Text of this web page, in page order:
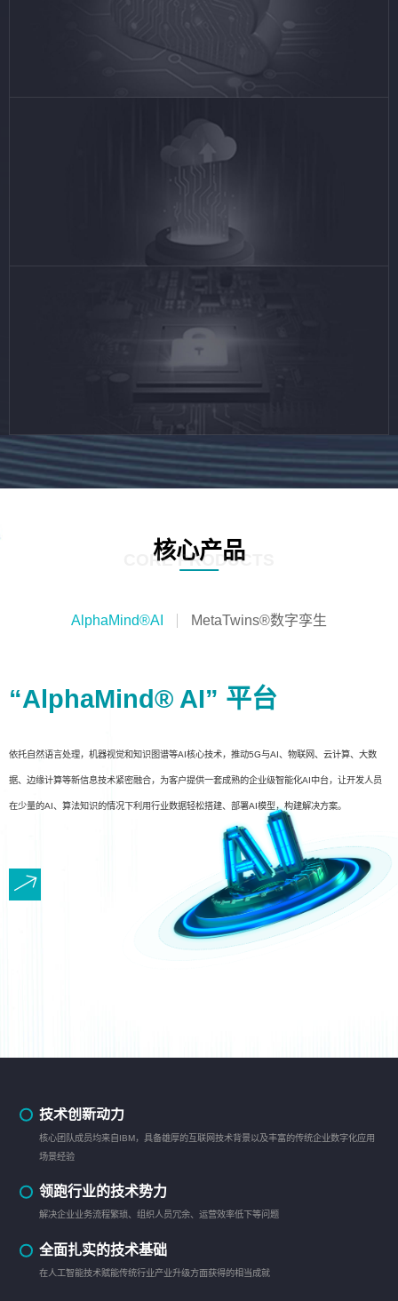
核心产品
CORE PRODUCTS
AlphaMind®AI MetaTwins®数字孪生
“AlphaMind® AI” 平台
依托自然语言处理，机器视觉和知识图谱等AI核心技术，推动5G与AI、物联网、云计算、大数
据、边缘计算等新信息技术紧密融合，为客户提供一套成熟的企业级智能化AI中台，让开发人员
在少量的AI、算法知识的情况下利用行业数据轻松搭建、部署AI模型，构建解决方案。
技术创新动力
核心团队成员均来自IBM，具备雄厚的互联网技术背景以及丰富的传统企业数字化应用
场景经验
领跑行业的技术势力
解决企业业务流程繁琐、组织人员冗余、运营效率低下等问题
全面扎实的技术基础
在人工智能技术赋能传统行业产业升级方面获得的相当成就